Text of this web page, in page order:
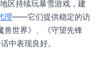
区持续玩暴雪游戏，建
理——它们提供稳定的访
兽世界》、《守望先锋
中表现良好。